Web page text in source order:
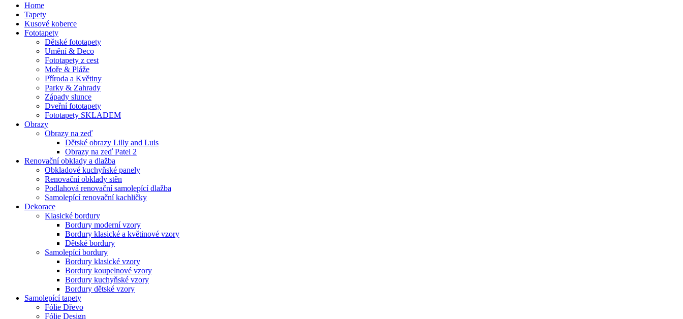
Home
Tapety
Kusové koberce
Fototapety
Dětské fototapety
Umění & Deco
Fototapety z cest
Moře & Pláže
Příroda a Květiny
Parky & Zahrady
Západy slunce
Dveřní fototapety
Fototapety SKLADEM
Obrazy
Obrazy na zeď
Dětské obrazy Lilly and Luis
Obrazy na zeď Patel 2
Renovační obklady a dlažba
Obkladové kuchyňské panely
Renovační obklady stěn
Podlahová renovační samolepící dlažba
Samolepící renovační kachličky
Dekorace
Klasické bordury
Bordury moderní vzory
Bordury klasické a květinové vzory
Dětské bordury
Samolepící bordury
Bordury klasické vzory
Bordury koupelnové vzory
Bordury kuchyňské vzory
Bordury dětské vzory
Samolepící tapety
Fólie Dřevo
Fólie Design